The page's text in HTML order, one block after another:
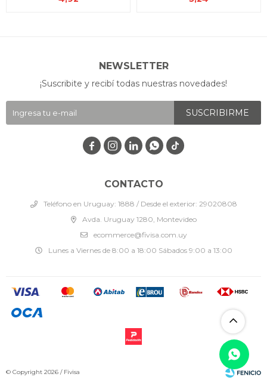
CONTACTO
Teléfono en Uruguay: 1888 / Desde el exterior: 29020808
Avda. Uruguay 1280, Montevideo
ecommerce@fivisa.com.uy
Lunes a Viernes de 8:00 a 18:00 Sábados 9:00 a 13:00
NEWSLETTER
¡Suscribite y recibí todas nuestras novedades!
SUSCRIBIRME
   
© Copyright 2026 / Fivisa